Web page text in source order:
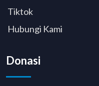
Tiktok
Hubungi Kami
Donasi